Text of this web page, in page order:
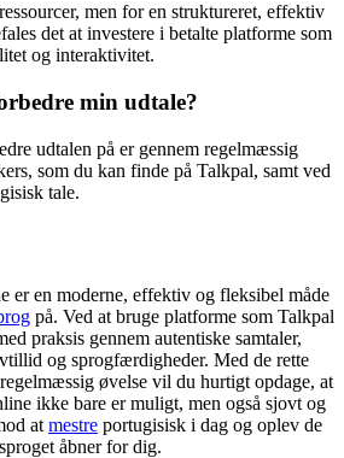
men for en struktureret, effektiv
det at investere i betalte platforme som
og interaktivitet.
min udtale?
udtalen på er gennem regelmæssig
som du kan finde på Talkpal, samt ved
tale.
er en moderne, effektiv og fleksibel måde
på. Ved at bruge platforme som Talkpal
praksis gennem autentiske samtaler,
og sprogfærdigheder. Med de rette
øvelse vil du hurtigt opdage, at
ikke bare er muligt, men også sjovt og
at mestre portugisisk i dag og oplev de
åbner for dig.